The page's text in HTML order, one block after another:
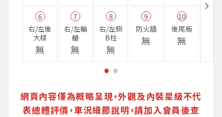
6
右/左後
大樑
無
7
右/左輪
艙
無
8
右/左側
B柱
無
9
防火牆
無
10
後尾板
無
網頁內容僅為概略呈現，外觀及內裝星級不代
表總體評價，車況細節說明，請加入會員後查